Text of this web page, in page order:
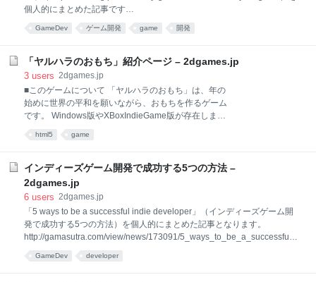
個人的にまとめた記事です
urallygenerated_content_in_your_game.php 重要なポイントは以下の5
りを意図的に入れる デバッグ機能を充実させる 別の何かと組み合わせる
①ランダムに頼り過ぎない すべてを自動生成にするのは必ずしも最良と
は限りません。ゲームメカニクスに適合する部分に絞って自動生成を行
います。例えば通常は固定コンテンツのレベルを用意し、ゲームプレイ
に影響に出な
GameDev ゲーム開発 game 開発
「ヤルハラのおもち」紹介ページ – 2dgames.jp
3 users 2dgames.jp
■このゲームについて 「ヤルハラのおもち」は、年の
始めに世界の平和を願いながら、おもちを作るゲーム
です。 Windows版やXBoxIndieGame版が存在します
た。 ■更新履歴 2015.1.1 v1.00 公開 ■ダウンロード
版) ■操作方法 NEXTボタン：次のおもちを出現させま
す DROPボタン：おもちを落下させます なおカーソル
キー「→」「↓」でも操作が可能です。 ■遊び方 最下
んを乗せると成功となります。失敗するとゲームオー
バーとなります。 こちらの動画を見るとどんなゲーム
であるかが、よく分かると思います。
■GameMaker:Studioプロジェクトファイル
html5 game
インディーズゲーム開発で成功する5つの方法 –
2dgames.jp
6 users 2dgames.jp
「5 ways to be a successful indie developer」（インディーズゲーム開
発で成功する5つの方法）を個人的にまとめた記事となります。
http://gamasutra.com/view/news/173091/5_ways_to_be_a_successful_i
の重要なポイントは以下となります。 一人だけで作るな 自分の強みに注
GameDev developer